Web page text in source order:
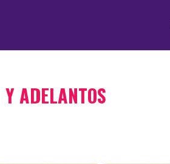
ADELANTOS